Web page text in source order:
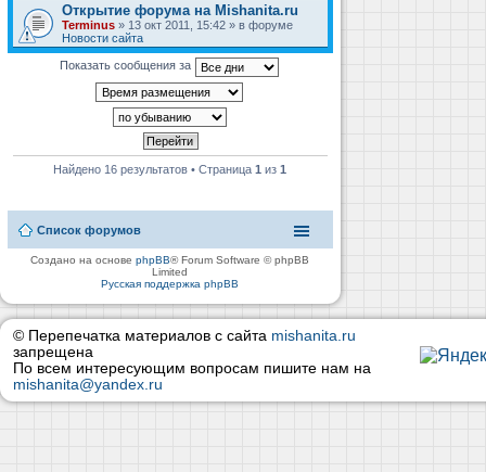
Открытие форума на Mishanita.ru
Terminus » 13 окт 2011, 15:42 » в форуме
Новости сайта
Показать сообщения за
Найдено 16 результатов • Страница1 из1
Список форумов
Создано на основеphpBB® Forum Software © phpBB
Limited
Русская поддержка phpBB
© Перепечатка материалов с сайта mishanita.ru
запрещена
По всем интересующим вопросам пишите нам на
mishanita@yandex.ru